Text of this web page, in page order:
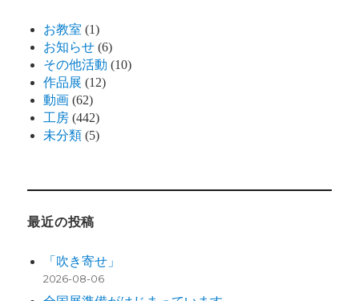
お教室 (1)
お知らせ (6)
その他活動 (10)
作品展 (12)
動画 (62)
工房 (442)
未分類 (5)
最近の投稿
「吹き寄せ」
2026-08-06